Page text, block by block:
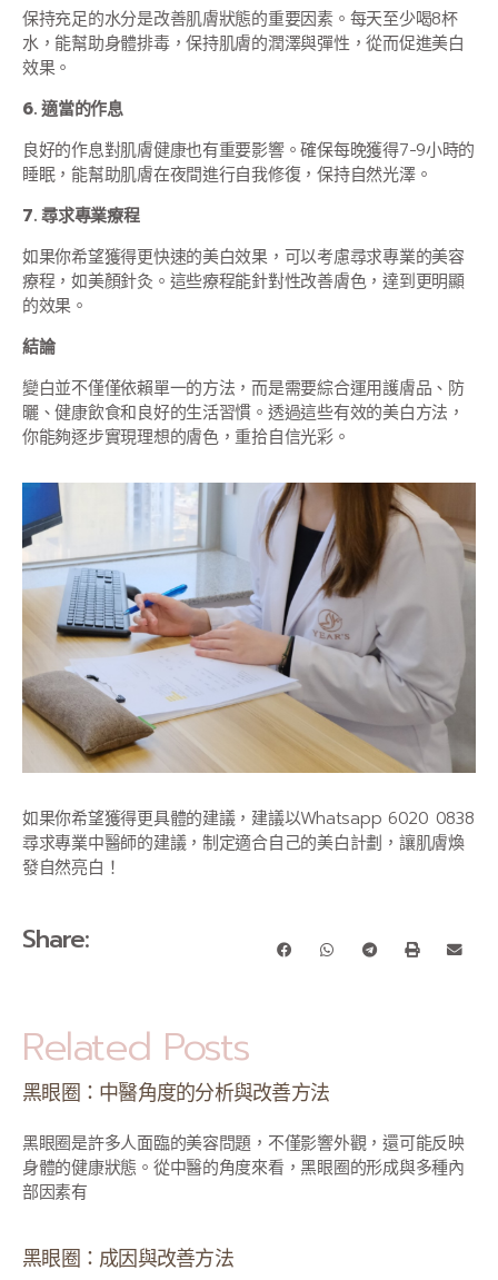
保持充足的水分是改善肌膚狀態的重要因素。每天至少喝8杯
水，能幫助身體排毒，保持肌膚的潤澤與彈性，從而促進美白
效果。
6. 適當的作息
良好的作息對肌膚健康也有重要影響。確保每晚獲得7-9小時的
睡眠，能幫助肌膚在夜間進行自我修復，保持自然光澤。
7. 尋求專業療程
如果你希望獲得更快速的美白效果，可以考慮尋求專業的美容
療程，如美顏針灸。這些療程能針對性改善膚色，達到更明顯
的效果。
結論
變白並不僅僅依賴單一的方法，而是需要綜合運用護膚品、防
曬、健康飲食和良好的生活習慣。透過這些有效的美白方法，
你能夠逐步實現理想的膚色，重拾自信光彩。
如果你希望獲得更具體的建議，建議以Whatsapp 6020 0838
尋求專業中醫師的建議，制定適合自己的美白計劃，讓肌膚煥
發自然亮白！
Share:
Related Posts
黑眼圈：中醫角度的分析與改善方法
黑眼圈是許多人面臨的美容問題，不僅影響外觀，還可能反映
身體的健康狀態。從中醫的角度來看，黑眼圈的形成與多種內
部因素有
黑眼圈：成因與改善方法